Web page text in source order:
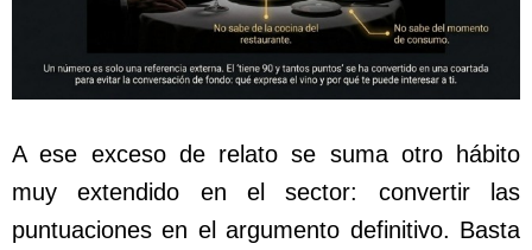
A ese exceso de relato se suma otro hábito
muy extendido en el sector: convertir las
puntuaciones en el argumento definitivo. Basta